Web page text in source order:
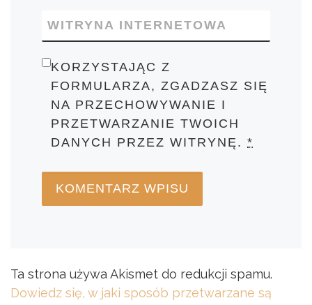
WITRYNA INTERNETOWA
KORZYSTAJĄC Z
FORMULARZA, ZGADZASZ SIĘ
NA PRZECHOWYWANIE I
PRZETWARZANIE TWOICH
DANYCH PRZEZ WITRYNĘ.*
Ta strona używa Akismet do redukcji spamu.
Dowiedz się, w jaki sposób przetwarzane są